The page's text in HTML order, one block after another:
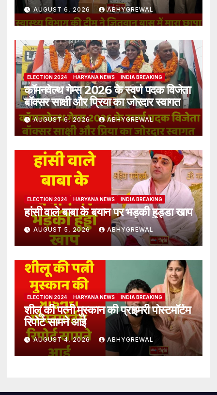
AUGUST 6, 2026 ABHYGREWAL
ELECTION 2024 HARYANA NEWS INDIA BREAKING
कॉमनवेल्थ गेम्स 2026 के स्वर्ण पदक विजेता
बॉक्सर साक्षी और प्रिया का जोरदार स्वागत
AUGUST 6, 2026 ABHYGREWAL
ELECTION 2024 HARYANA NEWS INDIA BREAKING
हांसी वाले बाबा के बयान पर भड़की हुड्डा खाप
AUGUST 5, 2026 ABHYGREWAL
ELECTION 2024 HARYANA NEWS INDIA BREAKING
शीलू की पत्नी मुस्कान की प्राइमरी पोस्टमॉर्टम
रिपोर्ट सामने आई
AUGUST 4, 2026 ABHYGREWAL